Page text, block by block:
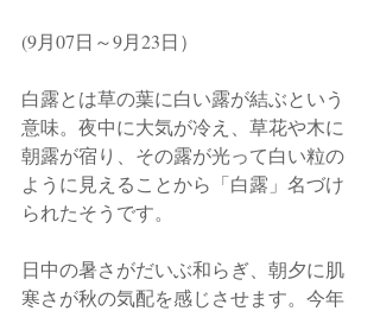
(9月07日～9月23日）
白露とは草の葉に白い露が結ぶという
意味。夜中に大気が冷え、草花や木に
朝露が宿り、その露が光って白い粒の
ように見えることから「白露」名づけ
られたそうです。
日中の暑さがだいぶ和らぎ、朝夕に肌
寒さが秋の気配を感じさせます。今年